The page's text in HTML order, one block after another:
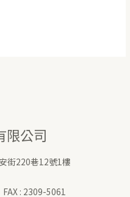
限公司
街220巷12號1樓
: 2309-5061